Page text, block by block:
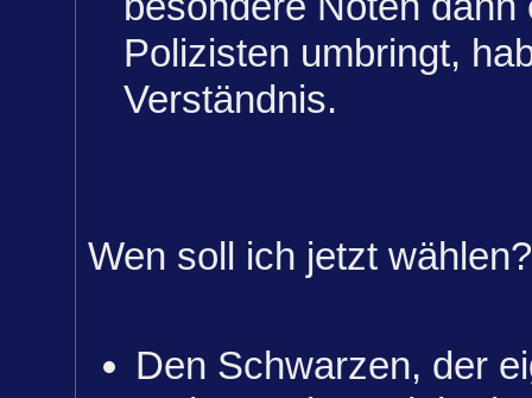
Polizisten umbringt,
Verständnis.
Wen soll ich jetzt wählen?
Den Schwarzen, der